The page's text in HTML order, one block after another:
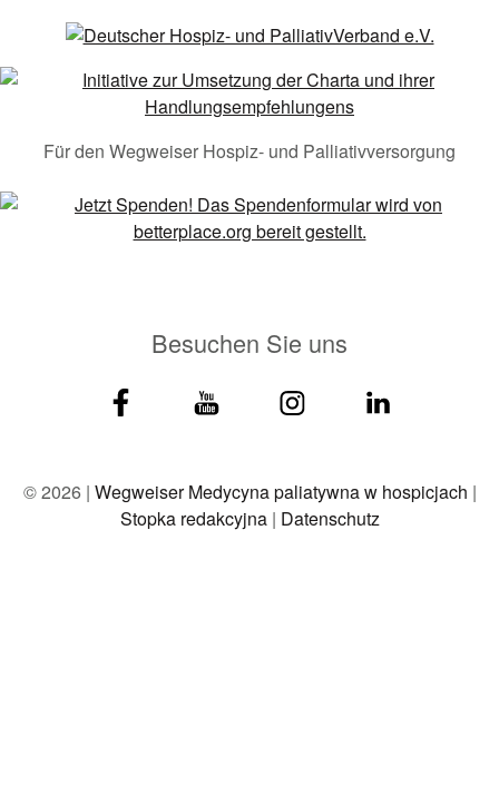
Für den Wegweiser Hospiz- und Palliativversorgung
Besuchen Sie uns
© 2026 | Wegweiser Medycyna paliatywna w hospicjach |
Stopka redakcyjna| Datenschutz